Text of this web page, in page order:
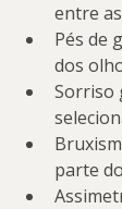
entre
Pés de
dos
Sorriso
parte